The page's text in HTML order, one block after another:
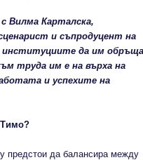
Вилма Карталска,
и съпродуцент на
институциите да им
труда им е на върха на
и успехите на
предстои да балансира между